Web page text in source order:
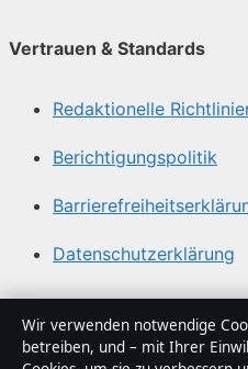
Vertrauen & Standards
Redaktionelle
Berichtigungspolitik
Datenschutzerklärung
Über Tageslage in Kürze
Tageslage ist ein
Wir verwenden notwendige
betreiben, und – mit Ihrer